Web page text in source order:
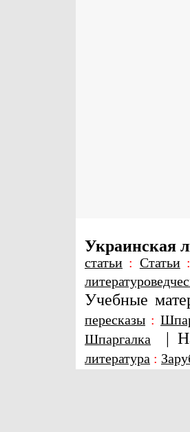
Украинская
статьи : Статьи:
Учебные
пересказы :
Шпаргалка |
литература :